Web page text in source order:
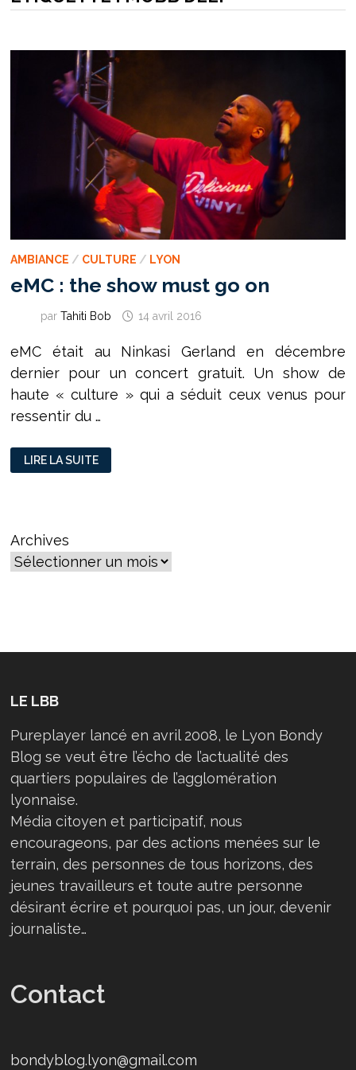
AMBIANCE / CULTURE / LYON
eMC : the show must go on
par Tahiti Bob 14 avril 2016
eMC était au Ninkasi Gerland en décembre
dernier pour un concert gratuit. Un show de
haute « culture » qui a séduit ceux venus pour
ressentir du …
EMC
:
THE
LIRE LA SUITE
Archives
LE LBB
Pureplayer lancé en avril 2008, le Lyon Bondy
Blog se veut être l’écho de l’actualité des
quartiers populaires de l’agglomération
lyonnaise.
Média citoyen et participatif, nous
encourageons, par des actions menées sur le
terrain, des personnes de tous horizons, des
jeunes travailleurs et toute autre personne
désirant écrire et pourquoi pas, un jour, devenir
journaliste…
Contact
bondyblog.lyon@gmail.com